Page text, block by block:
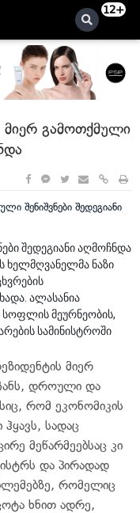
12+
მიერ გამოთქმული
შედეგიანი აღმოჩნდა
ხელმღვანელმა ნაზი
ალასანია
მეურნეობის,
სამინისტროში
მიერ
დროული და
რომ ეკონომიკის
სადაც
მეწარმეებსაც კი
და პირადად
რომელიც
ხნით ადრე,